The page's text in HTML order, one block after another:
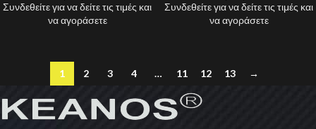
Συνδεθείτε για να δείτε τις τιμές και
να αγοράσετε
Συνδεθείτε για να δείτε τις τιμές και
να αγοράσετε
1 2 3 4 … 11 12 13 →